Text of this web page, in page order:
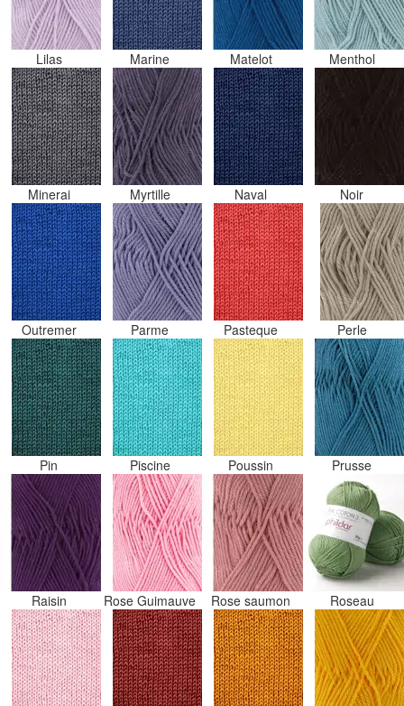
Lilas Marine Matelot Menthol
Minerai Myrtille Naval Noir
Outremer Parme Pasteque Perle
Pin Piscine Poussin Prusse
Raisin Rose Guimauve Rose saumon Roseau